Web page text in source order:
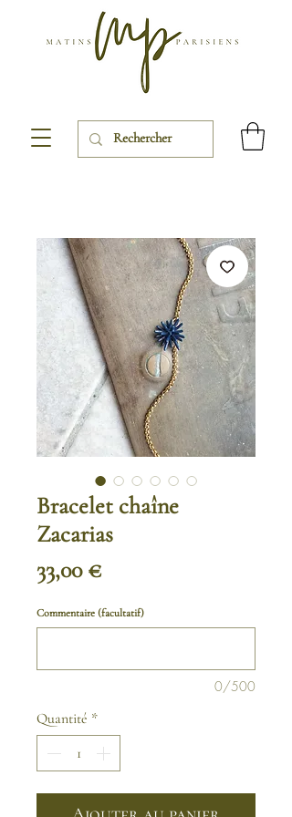
Bracelet chaîne
Zacarias
33,00 €Prix
Commentaire (facultatif)
0/500
Quantité *